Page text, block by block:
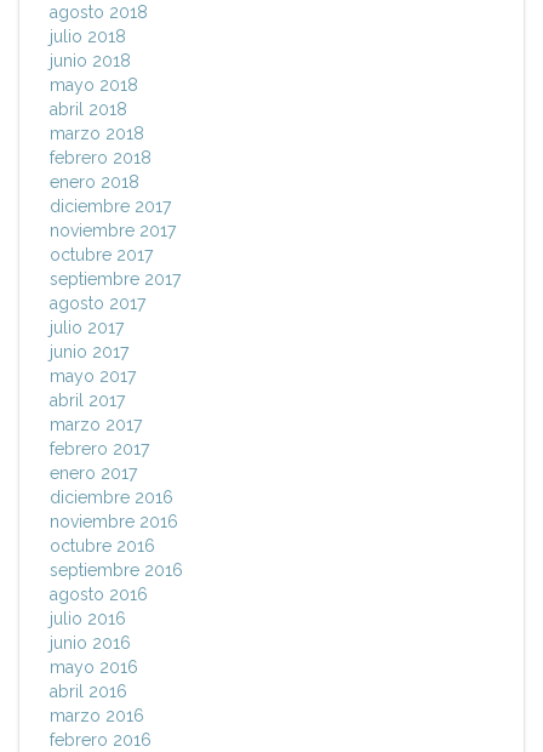
agosto 2018
julio 2018
junio 2018
mayo 2018
abril 2018
marzo 2018
febrero 2018
enero 2018
diciembre 2017
noviembre 2017
octubre 2017
septiembre 2017
agosto 2017
julio 2017
junio 2017
mayo 2017
abril 2017
marzo 2017
febrero 2017
enero 2017
diciembre 2016
noviembre 2016
octubre 2016
septiembre 2016
agosto 2016
julio 2016
junio 2016
mayo 2016
abril 2016
marzo 2016
febrero 2016